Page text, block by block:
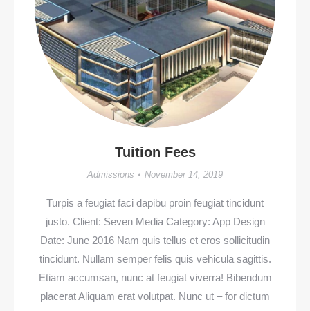
Tuition Fees
Admissions November 14, 2019
Turpis a feugiat faci dapibu proin feugiat tincidunt
justo. Client: Seven Media Category: App Design
Date: June 2016 Nam quis tellus et eros sollicitudin
tincidunt. Nullam semper felis quis vehicula sagittis.
Etiam accumsan, nunc at feugiat viverra! Bibendum
placerat Aliquam erat volutpat. Nunc ut – for dictum